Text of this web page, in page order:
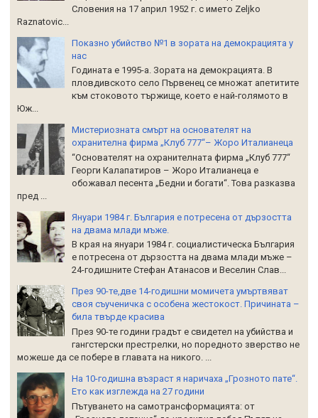
Словения на 17 април 1952 г. с името Zeljko
Raznatoviс...
Показно убийство №1 в зората на демокрацията у
нас
Годината е 1995-а. Зората на демокрацията. В
пловдивското село Първенец се множат апетитите
към стоковото тържище, което е най-голямото в
Юж...
Мистериозната смърт на основателят на
охранителна фирма „Клуб 777“– Жоро Италианеца
“Основателят на охранителната фирма „Клуб 777“
Георги Калапатиров – Жоро Италианеца е
обожавал песента „Бедни и богати“. Това разказва
пред ...
Януари 1984 г. България е потресена от дързостта
на двама млади мъже.
В края на януари 1984 г. социалистическа България
е потресена от дързостта на двама млади мъже –
24-годишните Стефан Атанасов и Веселин Слав...
През 90-те,две 14-годишни момичета умъртвяват
своя съученичка с особена жестокост. Причината –
била твърде красива
През 90-те години градът е свидетел на убийства и
гангстерски престрелки, но поредното зверство не
можеше да се побере в главата на никого. ...
На 10-годишна възраст я наричаха „Грозното пате“.
Ето как изглежда на 27 години
Пътуването на самотрансформацията: от